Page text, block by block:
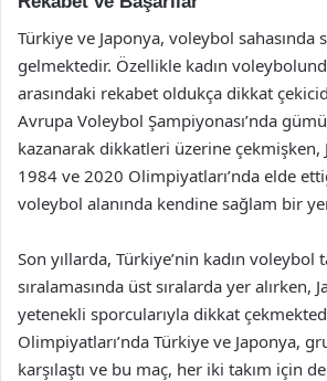
Türkiye ve Japonya, voleybol sahasında
gelmektedir. Özellikle kadın
arasındaki rekabet oldukça dikkat
Avrupa Voleybol Şampiyonası’nda
kazanarak dikkatleri üzerine çekmişken,
1984 ve 2020 Olimpiyatları’nda elde
voleybol alanında kendine sağlam bir
Son yıllarda, Türkiye’nin kadın voleybol
sıralamasında üst sıralarda yer alırken,
yetenekli sporcularıyla dikkat
Olimpiyatları’nda Türkiye ve Japonya,
karşılaştı ve bu maç, her iki takım için